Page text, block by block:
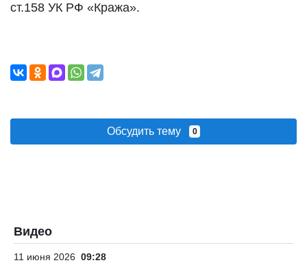
ст.158 УК РФ «Кража».
Обсудить тему 0
Видео
11 июня 2026 09:28